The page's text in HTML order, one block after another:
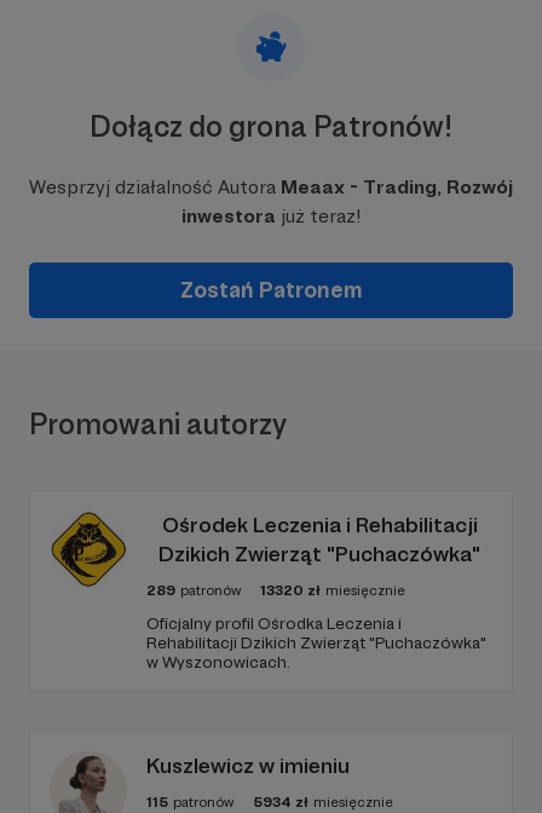
Dołącz do grona Patronów!
Wesprzyj działalność Autora Meaax - Trading, Rozwój
inwestora już teraz!
Zostań Patronem
Promowani autorzy
Ośrodek Leczenia i Rehabilitacji
Dzikich Zwierząt "Puchaczówka"
289 patronów 13320 zł miesięcznie
Oficjalny profil Ośrodka Leczenia i
Rehabilitacji Dzikich Zwierząt "Puchaczówka"
w Wyszonowicach.
Kuszlewicz w imieniu
115 patronów 5934 zł miesięcznie